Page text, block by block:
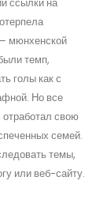
мюнхенской
темп,
голы как с
Но все
свою
семей.
темы,
или веб-сайту.